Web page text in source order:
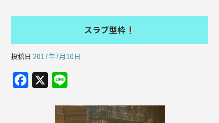
スラブ型枠
投稿日 2017年7月10日
F
a
X
e